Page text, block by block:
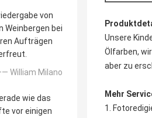
von
Weinbergen bei
Aufträgen
William Milano
wie das
vor einigen
Unsere
Ölfarben,
aber zu
Mehr
1.